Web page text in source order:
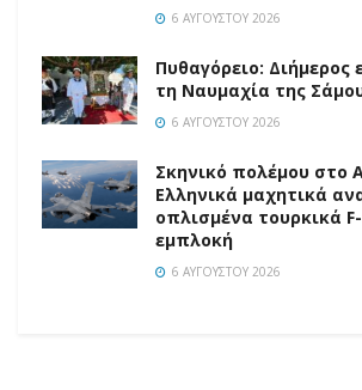
6 ΑΥΓΟΎΣΤΟΥ 2026
Πυθαγόρειο: Διήμερος
τη Ναυμαχία της
6 ΑΥΓΟΎΣΤΟΥ 2026
Σκηνικό πολέμου στο
Ελληνικά μαχητικά
οπλισμένα τουρκικά
εμπλοκή
6 ΑΥΓΟΎΣΤΟΥ 2026